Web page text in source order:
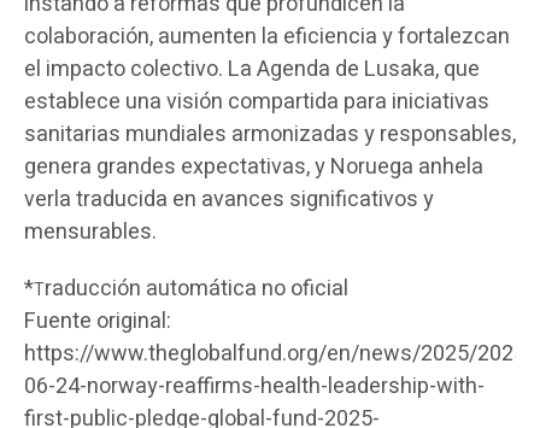
colaboración, aumenten la eficiencia y fortalezcan
el impacto colectivo. La Agenda de Lusaka, que
establece una visión compartida para iniciativas
sanitarias mundiales armonizadas y responsables,
genera grandes expectativas, y Noruega anhela
verla traducida en avances significativos y
mensurables.
*Traducción automática no oficial
Fuente original:
https://www.theglobalfund.org/en/news/2025/2025-
06-24-norway-reaffirms-health-leadership-with-
first-public-pledge-global-fund-2025-